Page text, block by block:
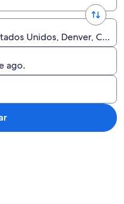
Unidos, Denver,
ago.